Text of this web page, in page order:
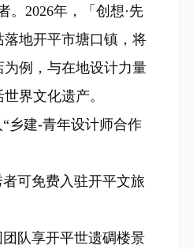
。2026年，「创想·先
地开平市塘口镇，将
例，与在地设计力量
界文化遗产。
乡建-青年设计师合作
可免费入驻开平文旅
队享开平世遗碉楼景